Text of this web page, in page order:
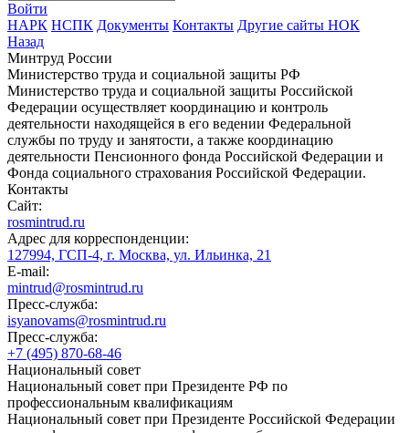
Войти
НАРК НСПК Документы Контакты Другие сайты НОК
Назад
Минтруд России
Министерство труда и социальной защиты РФ
Министерство труда и социальной защиты Российской
Федерации осуществляет координацию и контроль
деятельности находящейся в его ведении Федеральной
службы по труду и занятости, а также координацию
деятельности Пенсионного фонда Российской Федерации и
Фонда социального страхования Российской Федерации.
Контакты
Сайт:
rosmintrud.ru
Адрес для корреспонденции:
127994, ГСП-4, г. Москва, ул. Ильинка, 21
E-mail:
mintrud@rosmintrud.ru
Пресс-служба:
isyanovams@rosmintrud.ru
Пресс-служба:
+7 (495) 870-68-46
Национальный совет
Национальный совет при Президенте РФ по
профессиональным квалификациям
Национальный совет при Президенте Российской Федерации